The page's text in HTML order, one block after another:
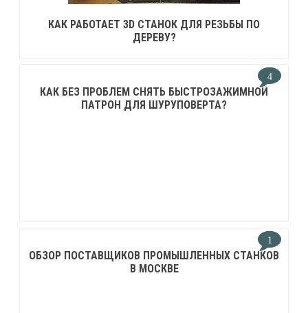
КАК РАБОТАЕТ 3D СТАНОК ДЛЯ РЕЗЬБЫ ПО
ДЕРЕВУ?
4
КАК БЕЗ ПРОБЛЕМ СНЯТЬ БЫСТРОЗАЖИМНОЙ
ПАТРОН ДЛЯ ШУРУПОВЕРТА?
1
ОБЗОР ПОСТАВЩИКОВ ПРОМЫШЛЕННЫХ СТАНКОВ
В МОСКВЕ